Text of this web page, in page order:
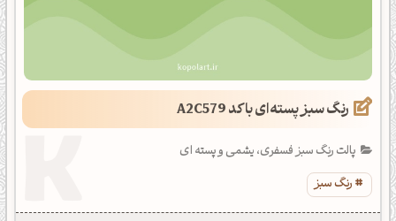
رنگ سبز پسته‌ای با کد A2C579
پالت رنگ سبز فسفری، یشمی و پسته ای
رنگ سبز